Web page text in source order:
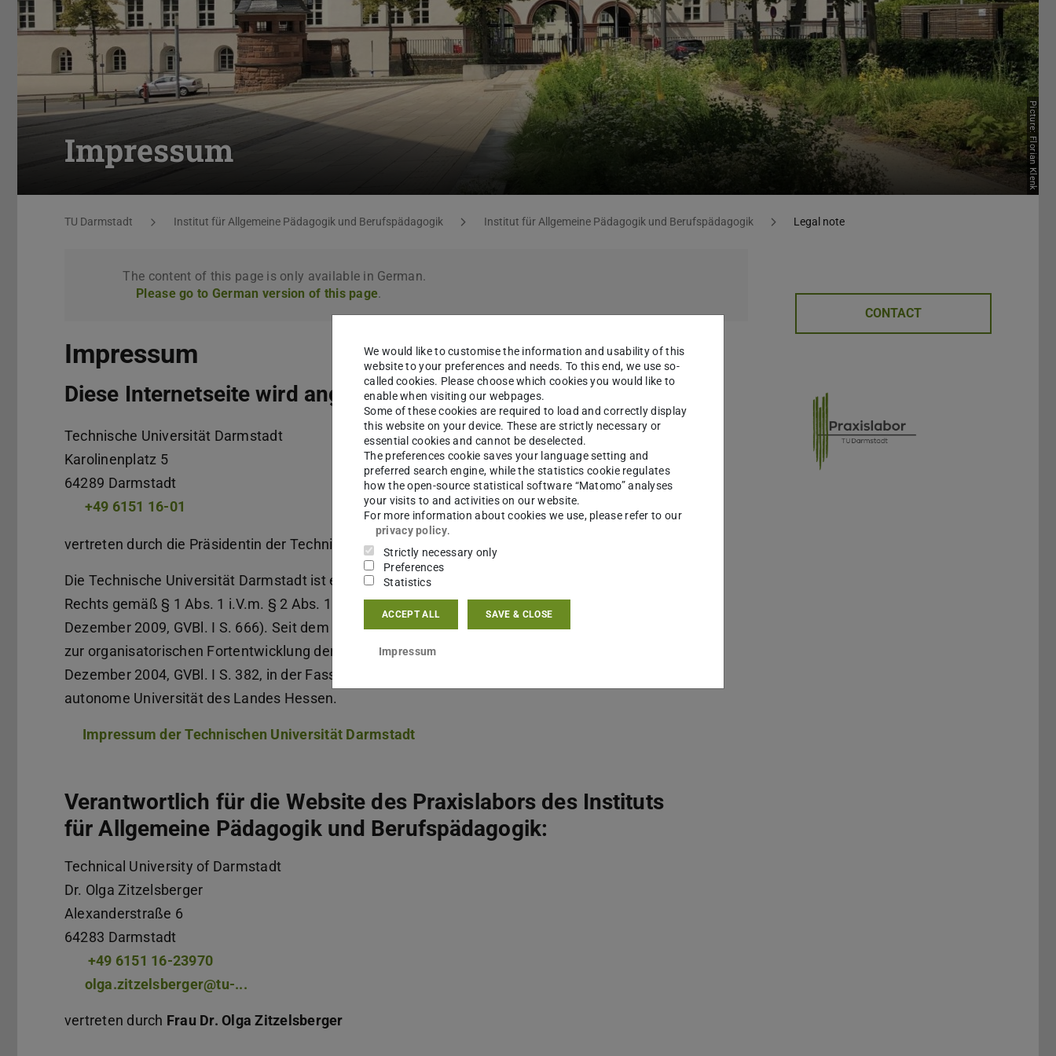
Impressum Picture: Florian Klenk
You are here:
TU Darmstadt Institut für Allgemeine Pädagogik und Berufspädagogik Institut für Allgemeine Pädagogik und Berufspädagogik Legal note
The content of this page is only available in German.
Please go to German version of this page.
Impressum
Diese Internetseite wird angeboten von:
Technische Universität Darmstadt
Karolinenplatz 5
64289 Darmstadt
+49 6151 16-01
vertreten durch die Präsidentin der Technischen Universität Darmstadt, Prof. Dr. Tanja Brühl
Die Technische Universität Darmstadt ist eine rechtsfähige Körperschaft des öffentlichen
Rechts gemäß § 1 Abs. 1 i.V.m. § 2 Abs. 1 Nr. 1 HHG (Hessisches Hochschulgesetz vom 14.
Dezember 2009, GVBl. I S. 666). Seit dem In-Kraft-Treten des TU Darmstadt-Gesetzes (Gesetz
zur organisatorischen Fortentwicklung der Technischen Universität Darmstadt vom 05.
Dezember 2004, GVBl. I S. 382, in der Fassung vom 14. Dezember 2009, GVBl. I S. 699) ist sie
autonome Universität des Landes Hessen.
Impressum der Technischen Universität Darmstadt
Verantwortlich für die Website des Praxislabors des Instituts
für Allgemeine Pädagogik und Berufspädagogik:
Technical University of Darmstadt
Dr. Olga Zitzelsberger
Alexanderstraße 6
64283 Darmstadt
+49 6151 16-23970
olga.zitzelsberger@tu-...
vertreten durch Frau Dr. Olga Zitzelsberger
CONTACT
We would like to customise the information and usability of this
website to your preferences and needs. To this end, we use so-
called cookies. Please choose which cookies you would like to
enable when visiting our webpages.
Some of these cookies are required to load and correctly display
this website on your device. These are strictly necessary or
essential cookies and cannot be deselected.
The preferences cookie saves your language setting and
preferred search engine, while the statistics cookie regulates
how the open-source statistical software “Matomo” analyses
your visits to and activities on our website.
For more information about cookies we use, please refer to our
privacy policy.
Strictly necessary only
Preferences
Statistics
ACCEPT ALL SAVE & CLOSE
Impressum